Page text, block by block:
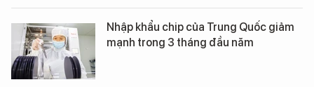
Nhập khẩu chip của Trung Quốc giảm
mạnh trong 3 tháng đầu năm